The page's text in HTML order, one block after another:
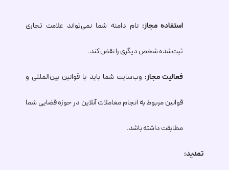
استفاده مجاز: نام دامنه شما نمی‌تواند علامت تجاری
ثبت‌شده شخص دیگری را نقض کند.
فعالیت مجاز: وب‌سایت شما باید با قوانین بین‌المللی و
قوانین مربوط به انجام معاملات آنلاین در حوزه قضایی شما
مطابقت داشته باشد.
تمدید: